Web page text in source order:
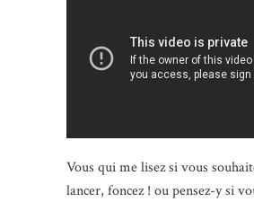
Vous qui me lisez si vous
lancer, foncez ! ou pensez-y si